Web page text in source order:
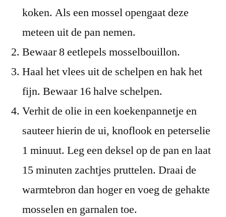
koken. Als een mossel opengaat deze
meteen uit de pan nemen.
Bewaar 8 eetlepels mosselbouillon.
Haal het vlees uit de schelpen en hak het
fijn. Bewaar 16 halve schelpen.
Verhit de olie in een koekenpannetje en
sauteer hierin de ui, knoflook en peterselie
1 minuut. Leg een deksel op de pan en laat
15 minuten zachtjes pruttelen. Draai de
warmtebron dan hoger en voeg de gehakte
mosselen en garnalen toe.